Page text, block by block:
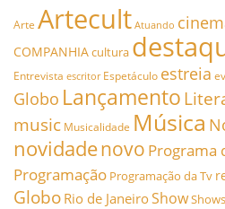
Arte Artecult Atuando
COMPANHIAcultura
Entrevista escritor Espetáculo estreia
Globo Lançamento
music Musicalidade Música
novidadenovo Programa
Programação Programação da Tv
Globo Rio de JaneiroShowShows